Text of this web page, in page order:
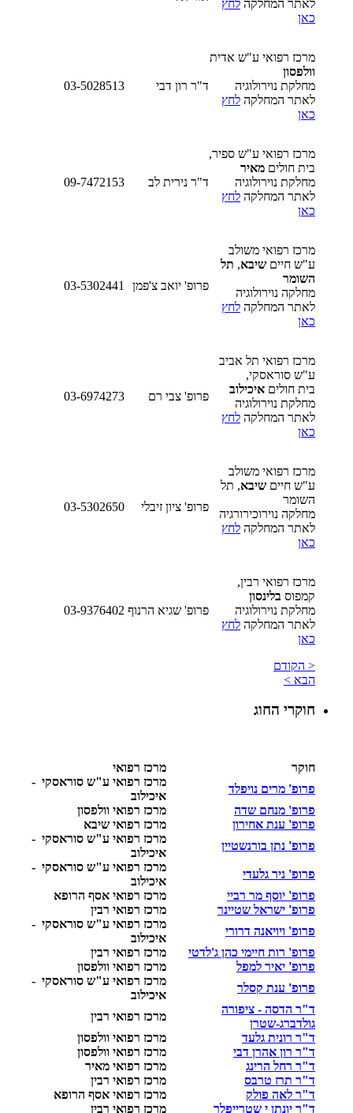
לאתר המחלקה לחץ
כאן
מרכז רפואי ע"ש אדית
וולפסון
מחלקת נוירולוגיה
לאתר המחלקה לחץ
כאן
ד"ר רון דבי 03-5028513
מרכז רפואי ע"ש ספיר,
בית חולים מאיר
מחלקת נוירולוגיה
לאתר המחלקה לחץ
כאן
ד"ר נירית לב 09-7472153
מרכז רפואי משולב
ע"ש חיים שיבא, תל
השומר
מחלקה נוירולוגיה
לאתר המחלקה לחץ
כאן
פרופ' יואב צ'פמן 03-5302441
מרכז רפואי תל אביב
ע"ש סוראסקי,
בית חולים איכילוב
מחלקת נוירולוגיה
לאתר המחלקה לחץ
כאן
פרופ' צבי רם 03-6974273
מרכז רפואי משולב
ע"ש חיים שיבא, תל
השומר
מחלקה נוירוכירורגיה
לאתר המחלקה לחץ
כאן
פרופ' ציון זיבלי 03-5302650
מרכז רפואי רבין,
קמפוס בלינסון
מחלקת נוירולוגיה
לאתר המחלקה לחץ
כאן
פרופ' שגיא הרנוף 03-9376402
< הקודם
הבא >
חוקרי החוג
חוקר
מרכז רפואי
פרופ' מרים נויפלד
מרכז רפואי ע"ש סוראסקי -
איכילוב
פרופ' מנחם שדה
מרכז רפואי וולפסון
פרופ' ענת אחירון
מרכז רפואי שיבא
פרופ' נתן בורנשטיין
מרכז רפואי ע"ש סוראסקי -
איכילוב
פרופ' ניר גלעדי
מרכז רפואי ע"ש סוראסקי -
איכילוב
פרופ' יוסף מר רביי
מרכז רפואי אסף הרופא
פרופ' ישראל שטיינר
מרכז רפואי רבין
פרופ' ויויאנה דרורי
מרכז רפואי ע"ש סוראסקי -
איכילוב
פרופ' רות חיימי כהן ג'לדטי
מרכז רפואי רבין
פרופ' יאיר למפל
מרכז רפואי וולפסון
פרופ' ענת קסלר
מרכז רפואי ע"ש סוראסקי -
איכילוב
ד"ר הדסה - ציפורה
גולדברג-שטרן
מרכז רפואי רבין
ד"ר רונית גלעד
מרכז רפואי וולפסון
ד"ר רון אהרן דבי
מרכז רפואי וולפסון
ד"ר רחל הרינג
מרכז רפואי מאיר
ד"ר תרז טרבס
מרכז רפואי רבין
ד"ר לאה פולק
מרכז רפואי אסף הרופא
ד"ר יונתן י שטרייפלר
מרכז רפואי רבין